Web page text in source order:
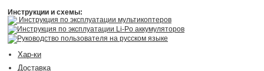
Инструкции и схемы:
Инструкция по эксплуатации мультикоптеров
Инструкция по эксплуатации Li-Po аккумуляторов
Руководство пользователя на русском языке
Хар-ки
Доставка